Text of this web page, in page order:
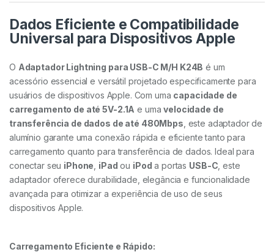
Dados Eficiente e Compatibilidade
Universal para Dispositivos Apple
O Adaptador Lightning para USB-C M/H K24B é um
acessório essencial e versátil projetado especificamente para
usuários de dispositivos Apple. Com uma capacidade de
carregamento de até 5V-2.1A e umavelocidade de
transferência de dados de até 480Mbps , este adaptador de
alumínio garante uma conexão rápida e eficiente tanto para
carregamento quanto para transferência de dados. Ideal para
conectar seu iPhone iPad ou iPod a portas USB-C , este
adaptador oferece durabilidade, elegância e funcionalidade
avançada para otimizar a experiência de uso de seus
dispositivos Apple.
Carregamento Eficiente e Rápido: